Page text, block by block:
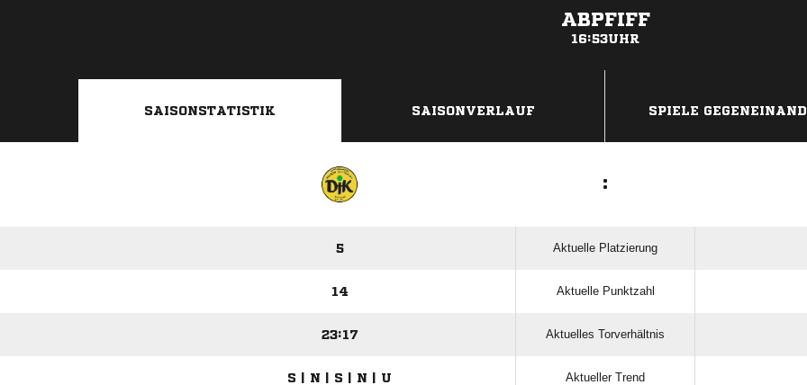
ABPFIFF
16:53UHR
SAISONSTATISTIK SAISONVERLAUF SPIELE
:
5 Aktuelle Platzierung
14 Aktuelle Punktzahl
23:17 Aktuelles Torverhältnis
S | N | S | N | U Aktueller Trend